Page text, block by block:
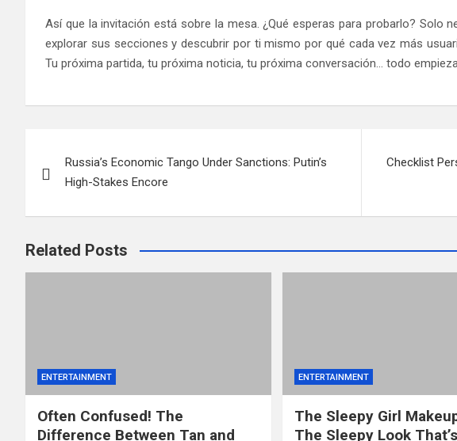
Así que la invitación está sobre la mesa. ¿Qué esperas para probarlo? Solo
explorar sus secciones y descubrir por ti mismo por qué cada vez más
Tu próxima partida, tu próxima noticia, tu próxima conversación… todo
navigation
Russia’s Economic Tango Under Sanctions: Putin’s
High-Stakes Encore
Checklist
Related Posts
ENTERTAINMENT
Often Confused! The
Difference Between Tan and
ENTERTAINMENT
The Sleepy Girl
The Sleepy Look